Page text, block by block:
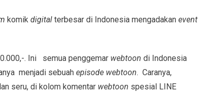
komik digital terbesar di Indonesia mengadakan event
. Ini semua penggemar webtoon di Indonesia
menjadi sebuah episode webtoon. Caranya,
seru, di kolom komentar webtoon spesial LINE